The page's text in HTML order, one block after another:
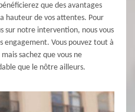
que des avantages
hauteur de vos attentes. Pour
sur notre intervention, nous vous
engagement. Vous pouvez tout à
sachez que vous ne
que le nôtre ailleurs.